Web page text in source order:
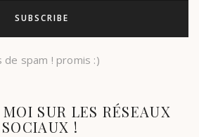
de spam ! promis :)
SUR LES RÉSEAUX
SOCIAUX !